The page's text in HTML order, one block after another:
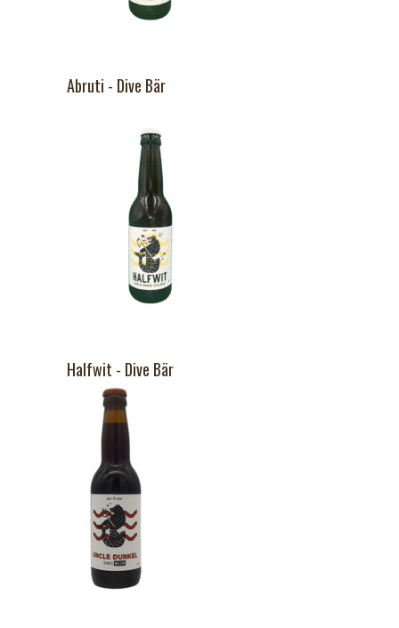
Abruti - Dive Bär
Halfwit - Dive Bär